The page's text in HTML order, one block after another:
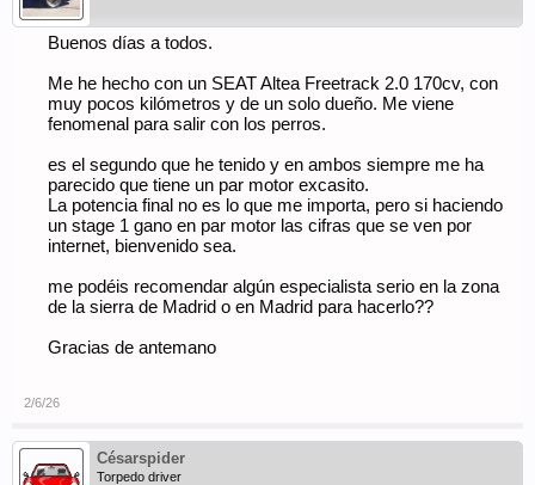
Buenos días a todos.
Me he hecho con un SEAT Altea Freetrack 2.0 170cv, con
muy pocos kilómetros y de un solo dueño. Me viene
fenomenal para salir con los perros.
es el segundo que he tenido y en ambos siempre me ha
parecido que tiene un par motor excasito.
La potencia final no es lo que me importa, pero si haciendo
un stage 1 gano en par motor las cifras que se ven por
internet, bienvenido sea.
me podéis recomendar algún especialista serio en la zona
de la sierra de Madrid o en Madrid para hacerlo??
Gracias de antemano
2/6/26
Césarspider
Torpedo driver